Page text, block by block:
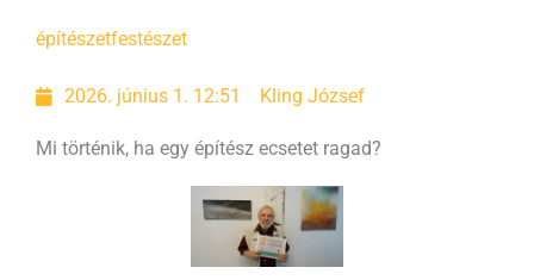
építészetfestészet
2026. június 1. 12:51 Kling József
Mi történik, ha egy építész ecsetet ragad?